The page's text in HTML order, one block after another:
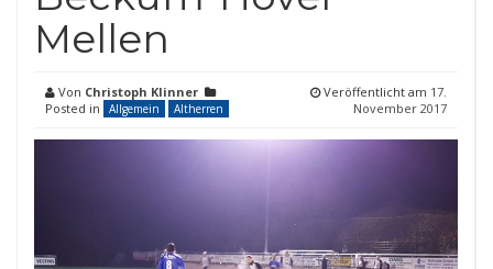
Mellen
Von Christoph Klinner
Posted in
Allgemein Altherren
Veröffentlicht am 17.
November 2017